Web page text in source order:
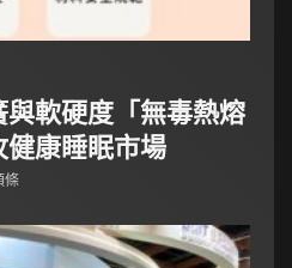
軟硬度「無毒熱熔
康睡眠市場
條